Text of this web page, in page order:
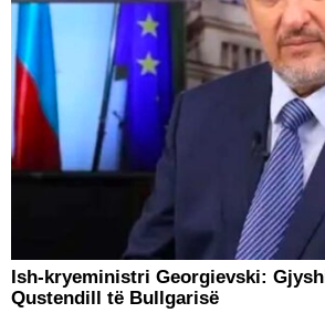
Ish-kryeministri Georgievski:
Qustendill të Bullgarisë